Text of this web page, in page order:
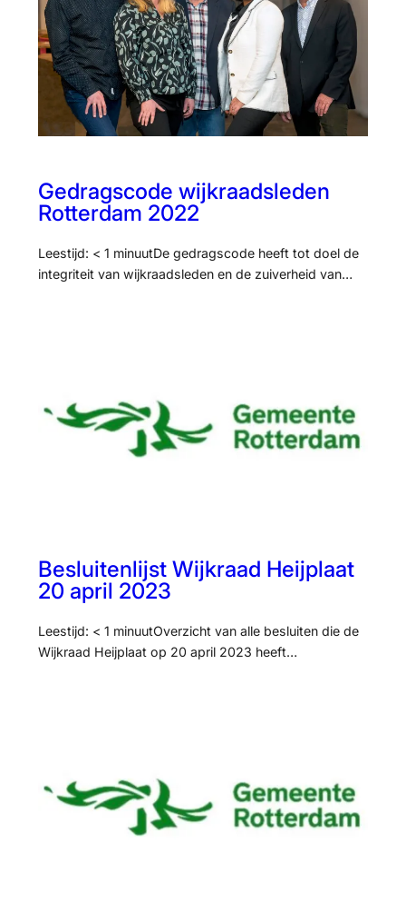
Gedragscode wijkraadsleden
Rotterdam 2022
Leestijd: < 1 minuutDe gedragscode heeft tot doel de
integriteit van wijkraadsleden en de zuiverheid van…
Besluitenlijst Wijkraad Heijplaat
20 april 2023
Leestijd: < 1 minuutOverzicht van alle besluiten die de
Wijkraad Heijplaat op 20 april 2023 heeft…